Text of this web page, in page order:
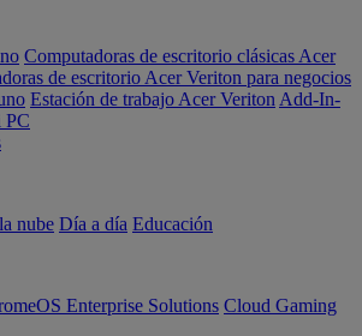
Computadoras de escritorio clásicas Acer
de escritorio Acer Veriton para negocios
Estación de trabajo Acer Veriton Add-In-
PC
nube Día a día Educación
Enterprise Solutions Cloud Gaming